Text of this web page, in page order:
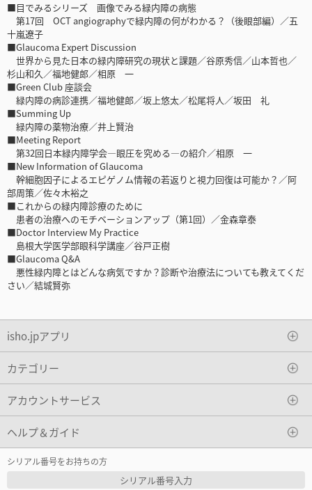
■目でみるシリーズ 画像でみる緑内障の病態
第17回 OCT angiographyで緑内障の何がわかる？（後眼部編）／五
十嵐遼子
■Glaucoma Expert Discussion
世界から見た日本の緑内障研究の現状と課題／谷原秀信／山本哲也／
杉山和久／福地健郎／相原 一
■Green Club 座談会
緑内障の病診連携／福地健郎／坂上悠太／松尾将人／坂田 礼
■Summing Up
緑内障の薬物治療／井上賢治
■Meeting Report
第32回日本緑内障学会―眼圧を究める―の紹介／相原 一
■New Information of Glaucoma
幹細胞因子によるエピゲノム情報の若返りと視力回復は可能か？／阿
部周策／佐々木裕之
■これからの緑内障診療のために
患者の治療へのモチベーションアップ（第1回）／金森章泰
■Doctor Interview My Practice
島根大学医学部眼科学講座／谷戸正樹
■Glaucoma Q&A
悪性緑内障とはどんな病気ですか？診断や治療法についても教えてくだ
さい／結城賢弥
isho.jpアプリ
カテゴリー
アカウントサービス
ヘルプ＆ガイド
シリアル番号をお持ちの方
シリアル番号入力